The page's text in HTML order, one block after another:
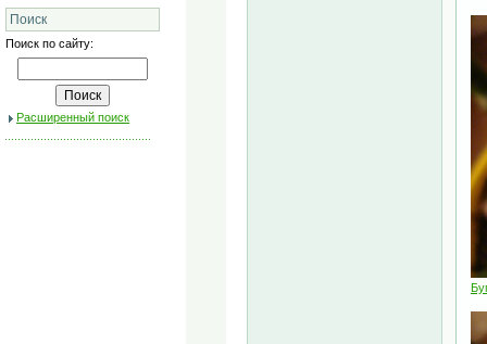
Поиск
Поиск по сайту:
Расширенный поиск